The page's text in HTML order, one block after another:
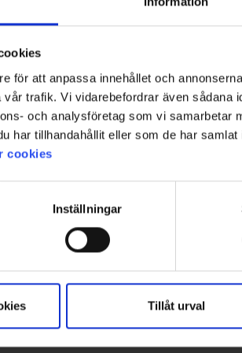
för att anpassa innehållet och
trafik. Vi vidarebefordrar även sådana
och analysföretag som vi samarbetar
har tillhandahållit eller som de har
cookies
Inställningar
Tillåt urval